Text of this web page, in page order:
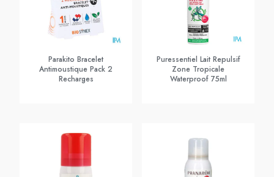
Parakito Bracelet
Antimoustique Pack 2
Recharges
Puressentiel Lait Repulsif
Zone Tropicale
Waterproof 75ml